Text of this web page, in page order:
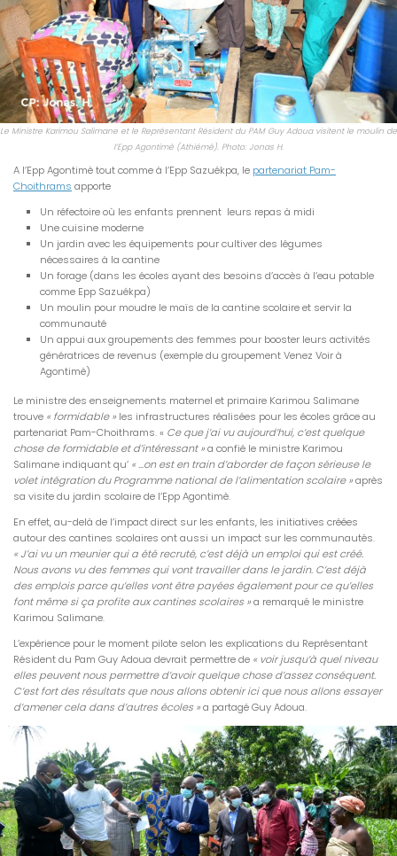
Le Ministre Karimou Salimane et le Représentant Résident du PAM Guy Adoua visitent le moulin de
l’Epp Agontimè (Athiémé). Photo: Jonas H.
A l’Epp Agontimè tout comme à l’Epp Sazuékpa, le partenariat Pam-
Choithrams apporte
Un réfectoire où les enfants prennent leurs repas à midi
Une cuisine moderne
Un jardin avec les équipements pour cultiver des légumes
nécessaires à la cantine
Un forage (dans les écoles ayant des besoins d’accès à l’eau potable
comme Epp Sazuékpa)
Un moulin pour moudre le maïs de la cantine scolaire et servir la
communauté
Un appui aux groupements des femmes pour booster leurs activités
génératrices de revenus (exemple du groupement Venez Voir à
Agontimè)
Le ministre des enseignements maternel et primaire Karimou Salimane
trouve « formidable » les infrastructures réalisées pour les écoles grâce au
partenariat Pam-Choithrams. « Ce que j’ai vu aujourd’hui, c’est quelque
chose de formidable et d’intéressant »a confié le ministre Karimou
Salimane indiquant qu’ « …on est en train d’aborder de façon sérieuse le
volet intégration du Programme national de l’alimentation scolaire »après
sa visite du jardin scolaire de l’Epp Agontimè.
En effet, au-delà de l’impact direct sur les enfants, les initiatives créées
autour des cantines scolaires ont aussi un impact sur les communautés.
« J’ai vu un meunier qui a été recruté, c’est déjà un emploi qui est créé.
Nous avons vu des femmes qui vont travailler dans le jardin. C’est déjà
des emplois parce qu’elles vont être payées également pour ce qu’elles
font même si ça profite aux cantines scolaires »a remarqué le ministre
Karimou Salimane.
L’expérience pour le moment pilote selon les explications du Représentant
Résident du Pam Guy Adoua devrait permettre de « voir jusqu’à quel niveau
elles peuvent nous permettre d’avoir quelque chose d’assez conséquent.
C’est fort des résultats que nous allons obtenir ici que nous allons essayer
d’amener cela dans d’autres écoles »a partagé Guy Adoua.